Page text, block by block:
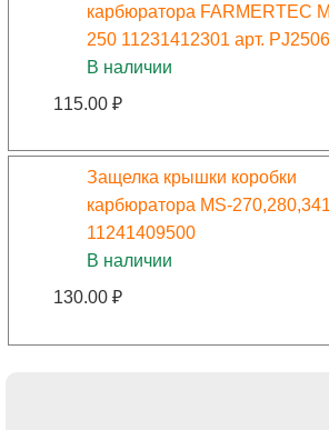
карбюратора FARMERTEC
250 11231412301 арт.
В наличии
115.00 ₽
Защелка крышки коробки
карбюратора MS-
11241409500
В наличии
130.00 ₽